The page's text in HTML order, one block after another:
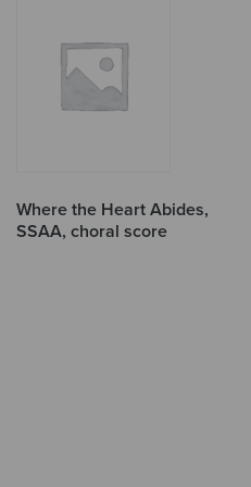
Where the Heart Abides,
SSAA, choral score